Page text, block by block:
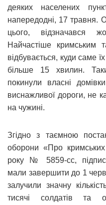
деяких населених
напередодні, 17 травня.
цього, відзначався
Найчастіше кримським
відбувається, куди саме
більше 15 хвилин.
покинули власні
виснажливої дороги, не
на чужині.
Згідно з таємною
оборони «Про
року № 5859-сс,
мали завершити до 1
залучили значну
тисячі солдатів та